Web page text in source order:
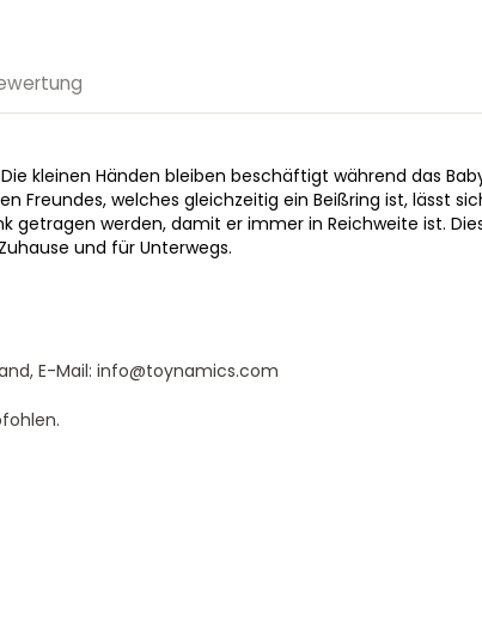
kleinen Händen bleiben beschäftigt während das
Freundes, welches gleichzeitig ein Beißring ist, lässt
werden, damit er immer in Reichweite ist.
und für Unterwegs.
E-Mail: info@toynamics.com